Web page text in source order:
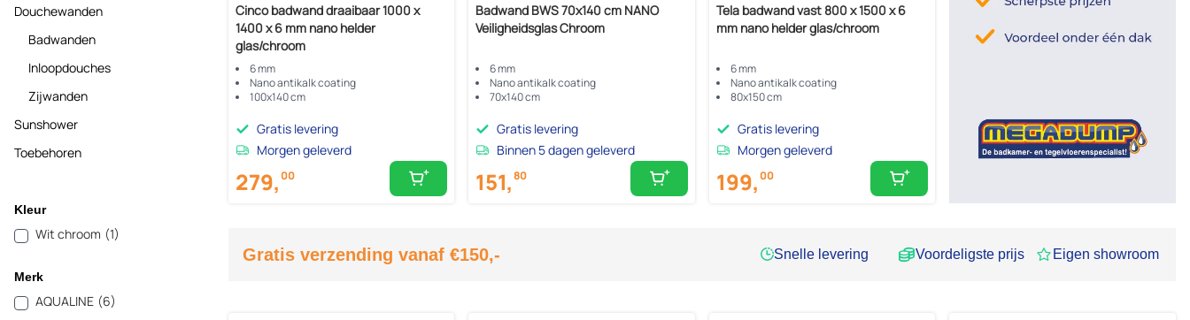
Douchewanden
Badwanden
Inloopdouches
Zijwanden
Sunshower
Toebehoren
Kleur
Wit chroom (1)
Merk
AQUALINE (6)
Cinco badwand draaibaar 1000 x
1400 x 6 mm nano helder
glas/chroom
6 mm
Nano antikalk coating
100x140 cm
Gratis levering
Morgen geleverd
279,00
Badwand BWS 70x140 cm NANO
Veiligheidsglas Chroom
6 mm
Nano antikalk coating
70x140 cm
Gratis levering
Binnen 5 dagen geleverd
151,80
Tela badwand vast 800 x 1500 x 6
mm nano helder glas/chroom
6 mm
Nano antikalk coating
80x150 cm
Gratis levering
Morgen geleverd
199,00
Gratis verzending vanaf €150,- Snelle levering Voordeligste prijs Eigen showroom